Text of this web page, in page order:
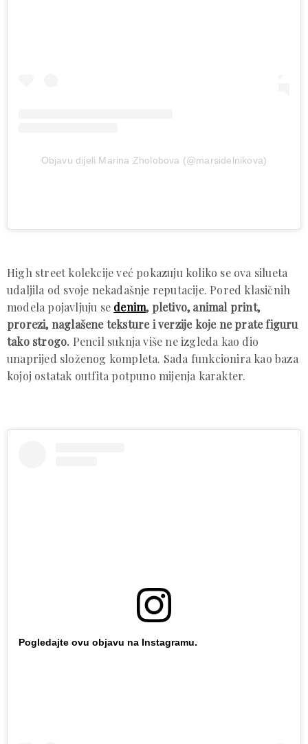
Objavu dijeli Marina Zholobova (@marsidelnikova)
High street kolekcije već pokazuju koliko se ova silueta
udaljila od svoje nekadašnje reputacije. Pored klasičnih
modela pojavljuju se denim, pletivo, animal print,
prorezi, naglašene teksture i verzije koje ne prate figuru
tako strogo. Pencil suknja više ne izgleda kao dio
unaprijed složenog kompleta. Sada funkcionira kao baza
kojoj ostatak outfita potpuno mijenja karakter.
Pogledajte ovu objavu na Instagramu.